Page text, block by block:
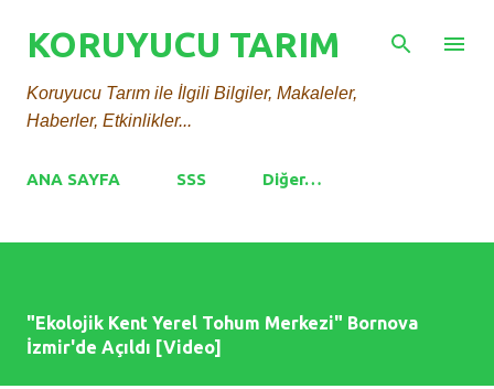
KORUYUCU TARIM
Koruyucu Tarım ile İlgili Bilgiler, Makaleler,
Haberler, Etkinlikler...
ANA SAYFA SSS Diğer…
"Ekolojik Kent Yerel Tohum Merkezi" Bornova
İzmir'de Açıldı [Video]